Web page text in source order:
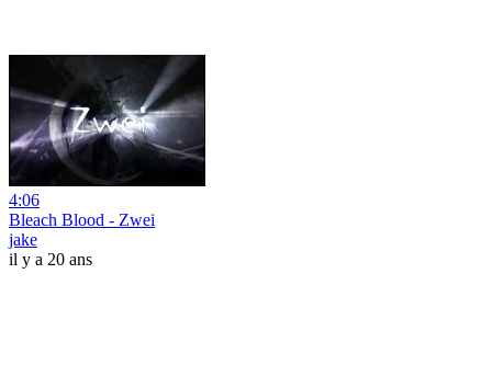
4:06
Bleach Blood - Zwei
jake
il y a 20 ans